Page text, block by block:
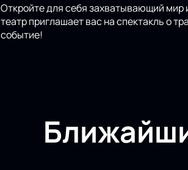
Откройте для себя захватывающий
театр приглашает вас на спектакль о
событие!